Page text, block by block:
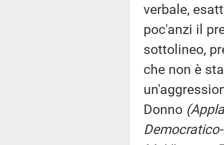
verbale,
poc'anzi il
sottolineo,
che non è
Donno